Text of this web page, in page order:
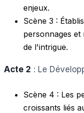
enjeux.
Scène 3 :
personnages et
de l'intrigue.
Acte 2 : Le
Scène 4 : Les
croissants liés